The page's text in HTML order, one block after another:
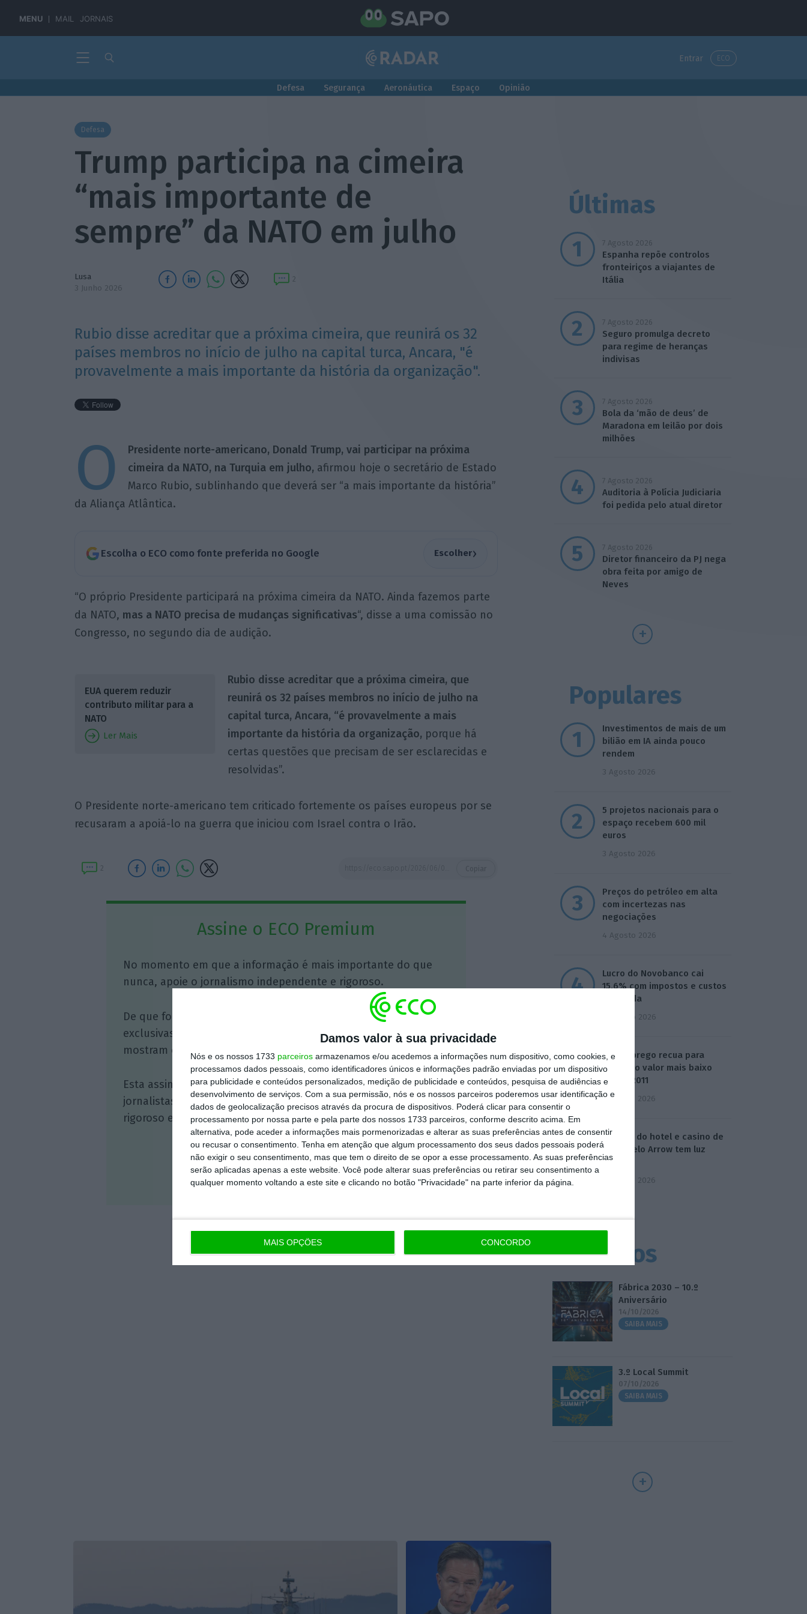
Damos valor à sua privacidade
Nós e os nossos 1733 parceiros armazenamos e/ou acedemos a informações num dispositivo, como cookies, e
processamos dados pessoais, como identificadores únicos e informações padrão enviadas por um dispositivo
para publicidade e conteúdos personalizados, medição de publicidade e conteúdos, pesquisa de audiências e
desenvolvimento de serviços. Com a sua permissão, nós e os nossos parceiros poderemos usar identificação e
dados de geolocalização precisos através da procura de dispositivos. Poderá clicar para consentir o
processamento por nossa parte e pela parte dos nossos 1733 parceiros, conforme descrito acima. Em
alternativa, pode aceder a informações mais pormenorizadas e alterar as suas preferências antes de consentir
ou recusar o consentimento. Tenha em atenção que algum processamento dos seus dados pessoais poderá
não exigir o seu consentimento, mas que tem o direito de se opor a esse processamento. As suas preferências
serão aplicadas apenas a este website. Você pode alterar suas preferências ou retirar seu consentimento a
qualquer momento voltando a este site e clicando no botão "Privacidade" na parte inferior da página.
MAIS OPÇÕES CONCORDO
MENU MAIL JORNAIS
Entrar ECO
Defesa Segurança Aeronáutica Espaço Opinião
Defesa
Trump participa na cimeira
“mais importante de
sempre” da NATO em julho
Lusa
3 Junho 2026
2
Rubio disse acreditar que a próxima cimeira, que reunirá os 32
países membros no início de julho na capital turca, Ancara, "é
provavelmente a mais importante da história da organização".
O
Presidente norte-americano, Donald Trump, vai participar na próxima
cimeira da NATO, na Turquia em julho, afirmou hoje o secretário de Estado
Marco Rubio, sublinhando que deverá ser “a mais importante da história”
da Aliança Atlântica.
Escolha o ECO como fonte preferida no Google Escolher›
“O próprio Presidente participará na próxima cimeira da NATO. Ainda fazemos parte
da NATO, mas a NATO precisa de mudanças significativas“, disse a uma comissão no
Congresso, no segundo dia de audição.
EUA querem reduzir
contributo militar para a
NATO
Ler Mais
Rubio disse acreditar que a próxima cimeira, que
reunirá os 32 países membros no início de julho na
capital turca, Ancara, “é provavelmente a mais
importante da história da organização, porque há
certas questões que precisam de ser esclarecidas e
resolvidas”.
O Presidente norte-americano tem criticado fortemente os países europeus por se
recusaram a apoiá-lo na guerra que iniciou com Israel contra o Irão.
2
Assine o ECO Premium
No momento em que a informação é mais importante do que
nunca, apoie o jornalismo independente e rigoroso.
De que forma? Assine o ECO Premium e tenha acesso a notícias
exclusivas, à opinião que conta, às reportagens e especiais que
mostram o outro lado da história.
Esta assinatura é uma forma de apoiar o ECO e os seus
jornalistas. A nossa contrapartida é o jornalismo independente,
rigoroso e credível.
Assine já
Veja todos os planos
Últimas
7 Agosto 2026
Espanha repõe controlos
fronteiriços a viajantes de
Itália
7 Agosto 2026
Seguro promulga decreto
para regime de heranças
indivisas
7 Agosto 2026
Bola da ‘mão de deus’ de
Maradona em leilão por dois
milhões
7 Agosto 2026
Auditoria à Polícia Judiciaria
foi pedida pelo atual diretor
7 Agosto 2026
Diretor financeiro da PJ nega
obra feita por amigo de
Neves
Populares
Investimentos de mais de um
bilião em IA ainda pouco
rendem
3 Agosto 2026
5 projetos nacionais para o
espaço recebem 600 mil
euros
3 Agosto 2026
Preços do petróleo em alta
com incertezas nas
negociações
4 Agosto 2026
Lucro do Novobanco cai
15,6% com impostos e custos
da venda
4 Agosto 2026
Desemprego recua para
5,3%. É o valor mais baixo
desde 2011
5 Agosto 2026
Compra do hotel e casino de
Troia pelo Arrow tem luz
verde
5 Agosto 2026
Eventos
Fábrica 2030 – 10.º
Aniversário
14/10/2026
SAIBA MAIS
3.º Local Summit
07/10/2026
SAIBA MAIS